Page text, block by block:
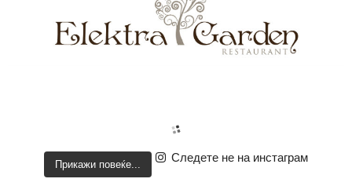
Прикажи повеќе...
Следете не на инстаграм